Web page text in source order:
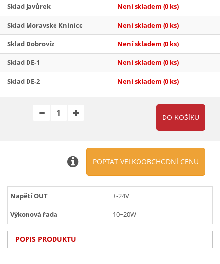
Sklad Javůrek Není skladem (0 ks)
Sklad Moravské Knínice Není skladem (0 ks)
Sklad Dobrovíz Není skladem (0 ks)
Sklad DE-1 Není skladem (0 ks)
Sklad DE-2 Není skladem (0 ks)
POPTAT VELKOOBCHODNÍ CENU
Napětí OUT +-24V
Výkonová řada 10~20W
POPIS PRODUKTU